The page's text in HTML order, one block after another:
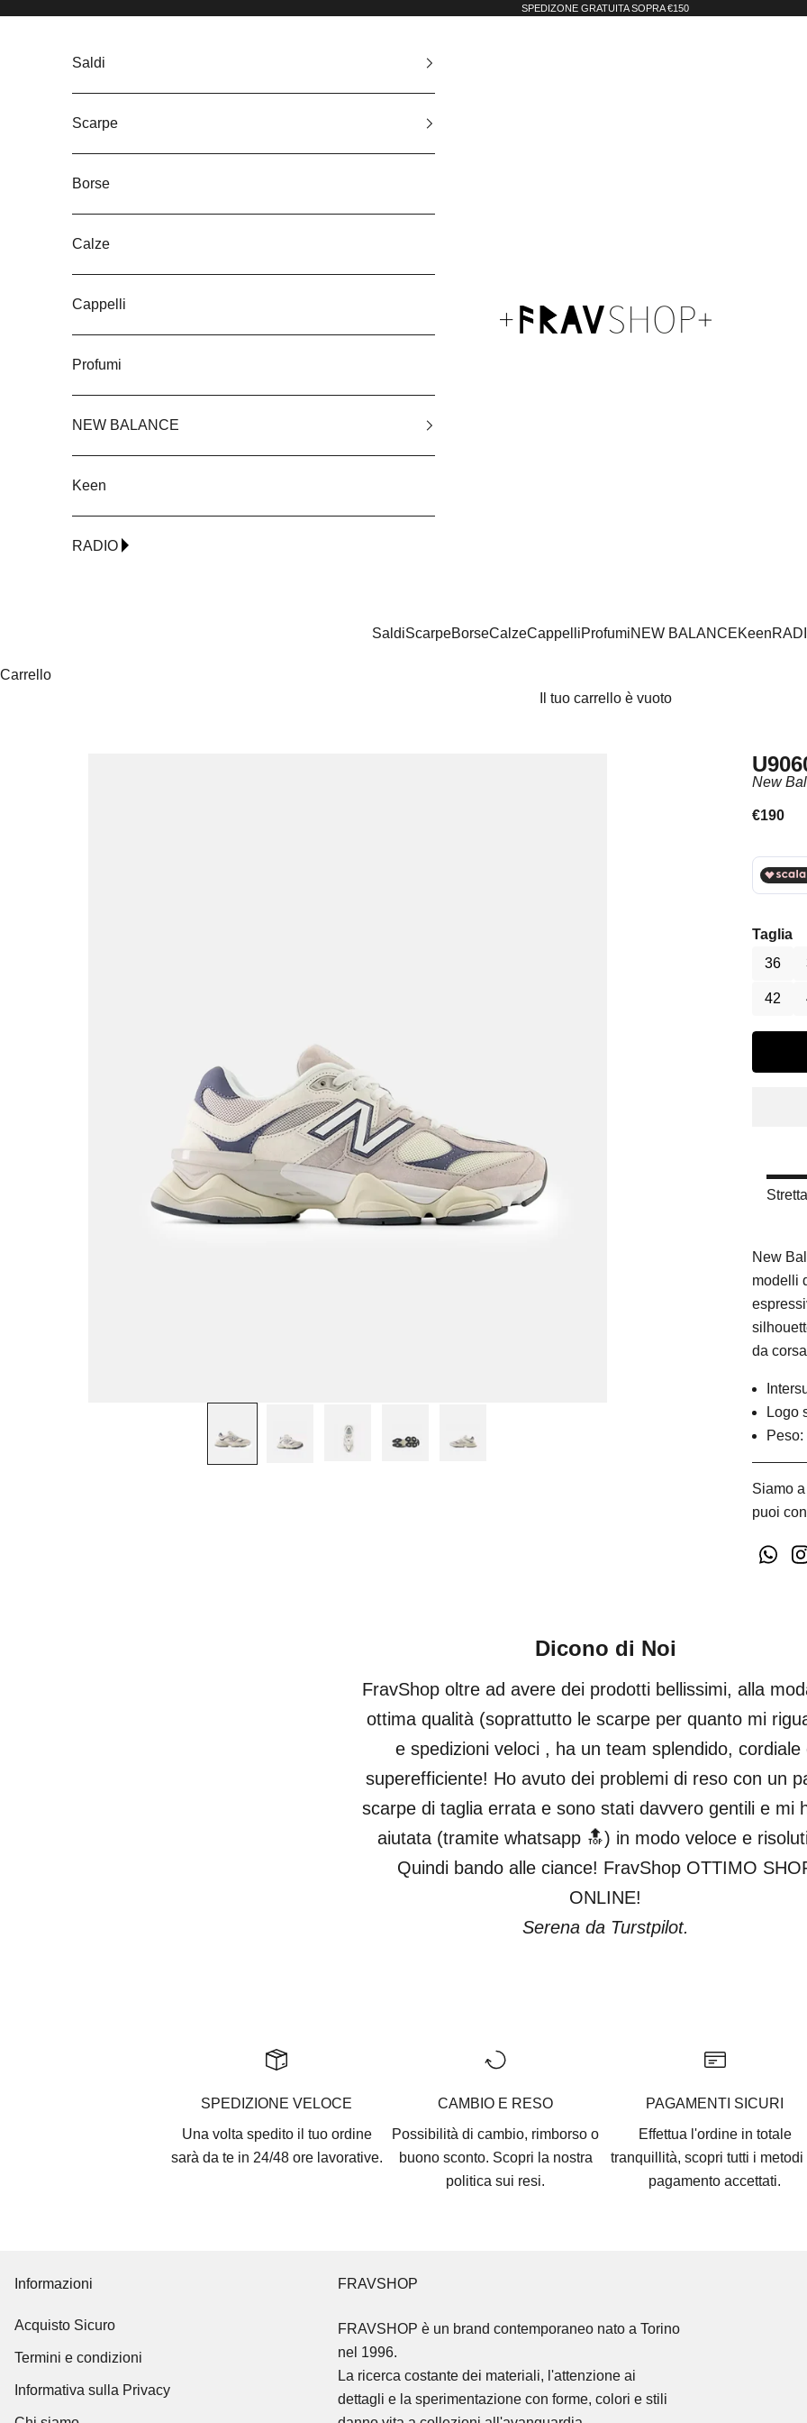
SPEDIZONE GRATUITA SOPRA €150
Fravshop
SaldiScarpeBorseCalzeCappelliProfumiNEW BALANCEKeen
Saldi
Scarpe
Borse
Calze
Cappelli
Profumi
NEW BALANCE
Keen
RADIO
Carrello
Il tuo carrello è vuoto
New
Prezzo
€190
Taglia
36
42
Stretta
New
modelli
da
Logo
Siamo
puoi
Dicono di Noi
FravShop oltre ad avere dei prodotti bellissimi, alla
ottima qualità (soprattutto le scarpe per quanto mi
e spedizioni veloci , ha un team splendido, cordiale
superefficiente! Ho avuto dei problemi di reso con un
scarpe di taglia errata e sono stati davvero gentili e mi
aiutata (tramite whatsapp 🔝) in modo veloce e
Quindi bando alle ciance! FravShop OTTIMO
ONLINE!
Serena da Turstpilot.
SPEDIZIONE VELOCE
Una volta spedito il tuo ordine
sarà da te in 24/48 ore lavorative.
CAMBIO E RESO
Possibilità di cambio, rimborso o
buono sconto. Scopri la nostra
politica sui resi.
PAGAMENTI SICURI
Effettua l'ordine in totale
tranquillità, scopri tutti i metodi
pagamento accettati.
Informazioni
Acquisto Sicuro
Termini e condizioni
Informativa sulla Privacy
FRAVSHOP
FRAVSHOP è un brand contemporaneo nato a Torino
nel 1996.
La ricerca costante dei materiali, l'attenzione ai
dettagli e la sperimentazione con forme, colori e stili